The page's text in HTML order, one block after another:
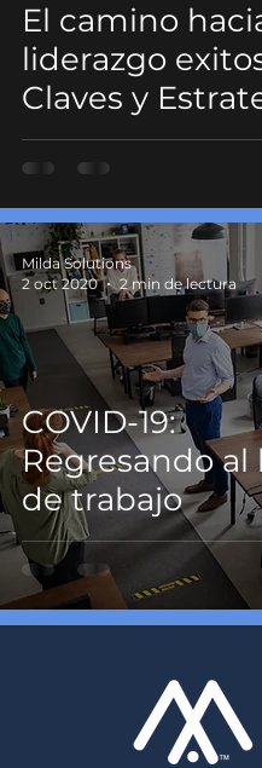
El camino
liderazgo
Claves y
COVID-19:
Regresando al
de trabajo
Milda Solutions
2 oct 2020
2 min de lectura